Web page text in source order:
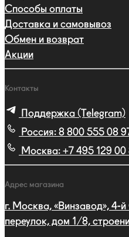
Способы оплаты
Доставка и самовывоз
Обмен и возврат
Акции
Контакты
Поддержка (Telegram)
Россия: 8 800 555 08
Москва: +7 495 129 00
Адрес магазина
г. Москва, «Винзавод», 4-
переулок, дом 1/8,